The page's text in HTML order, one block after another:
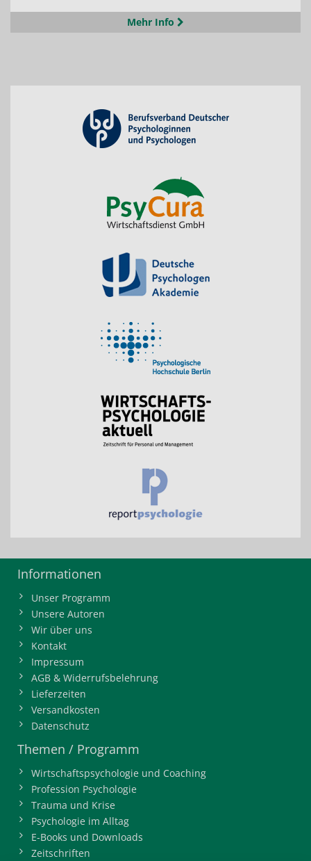
Mehr Info
Informationen
Unser Programm
Unsere Autoren
Wir über uns
Kontakt
Impressum
AGB & Widerrufsbelehrung
Lieferzeiten
Versandkosten
Datenschutz
Themen / Programm
Wirtschaftspsychologie und Coaching
Profession Psychologie
Trauma und Krise
Psychologie im Alltag
E-Books und Downloads
Zeitschriften